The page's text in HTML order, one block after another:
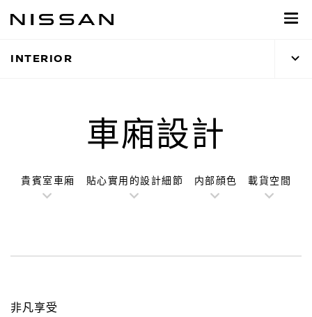
主
目INTERIOR
車廂設計
貴賓室車廂 貼心實用的設計細節 内部顔色 載貨空間
非凡享受